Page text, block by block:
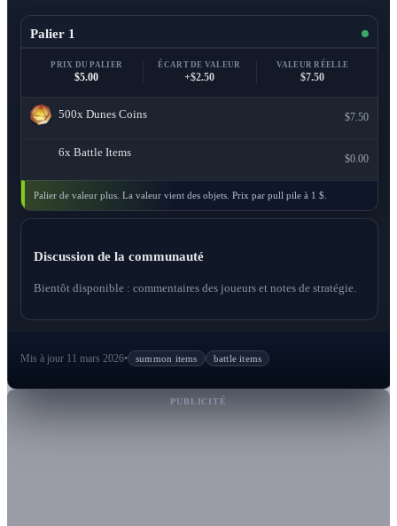
Palier 1
PRIX DU PALIER
$5.00
ÉCART DE VALEUR
+$2.50
VALEUR RÉELLE
$7.50
500x Dunes Coins $7.50
6x Battle Items
$0.00
Palier de valeur plus. La valeur vient des objets. Prix par pull pile à 1 $.
Discussion de la communauté
Bientôt disponible : commentaires des joueurs et notes de stratégie.
Mis à jour 11 mars 2026• summon items battle items
PUBLICITÉ